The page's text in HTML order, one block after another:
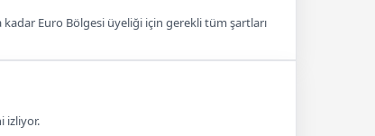
Euro Bölgesi üyeliği için gerekli tüm şartları
izliyor.